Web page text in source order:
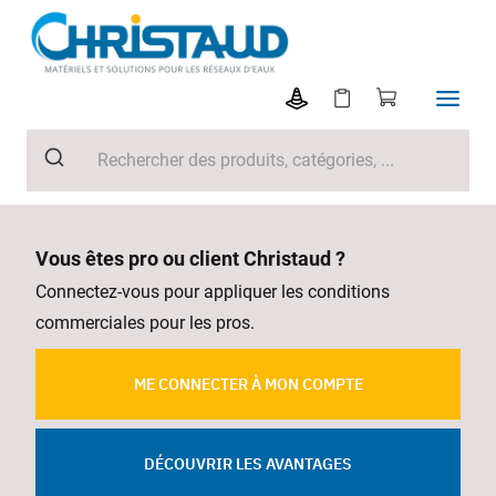
Vous êtes pro ou client Christaud ?
Connectez-vous pour appliquer les conditions
commerciales pour les pros.
ME CONNECTER À MON COMPTE
DÉCOUVRIR LES AVANTAGES